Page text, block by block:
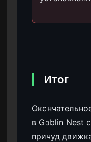
Итог
в Goblin Nest
причуд